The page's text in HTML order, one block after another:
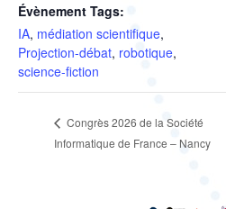
Évènement Tags:
IA, médiation scientifique,
Projection-débat, robotique,
science-fiction
Congrès 2026 de la Société
Informatique de France – Nancy